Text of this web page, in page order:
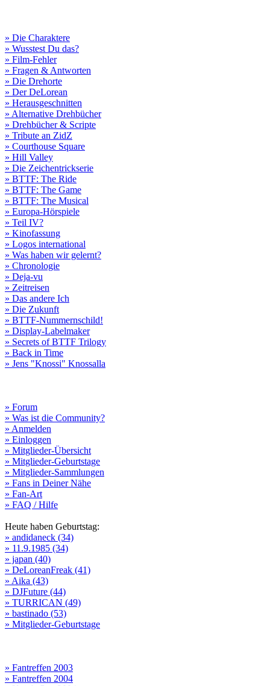
» Die Charaktere
» Wusstest Du das?
» Film-Fehler
» Fragen & Antworten
» Die Drehorte
» Der DeLorean
» Herausgeschnitten
» Alternative Drehbücher
» Drehbücher & Scripte
» Tribute an ZidZ
» Courthouse Square
» Hill Valley
» Die Zeichentrickserie
» BTTF: The Ride
» BTTF: The Game
» BTTF: The Musical
» Europa-Hörspiele
» Teil IV?
» Kinofassung
» Logos international
» Was haben wir gelernt?
» Chronologie
» Deja-vu
» Zeitreisen
» Das andere Ich
» Die Zukunft
» BTTF-Nummernschild!
» Display-Labelmaker
» Secrets of BTTF Trilogy
» Back in Time
» Jens "Knossi" Knossalla
» Forum
» Was ist die Community?
» Anmelden
» Einloggen
» Mitglieder-Übersicht
» Mitglieder-Geburtstage
» Mitglieder-Sammlungen
» Fans in Deiner Nähe
» Fan-Art
» FAQ / Hilfe
Heute haben Geburtstag:
» andidaneck (34)
» 11.9.1985 (34)
» japan (40)
» DeLoreanFreak (41)
» Aika (43)
» DJFuture (44)
» TURRICAN (49)
» bastinado (53)
» Mitglieder-Geburtstage
» Fantreffen 2003
» Fantreffen 2004